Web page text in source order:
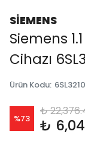
SİEMENS
Siemens
Cihazı
Ürün Kodu:
%73
₺
₺